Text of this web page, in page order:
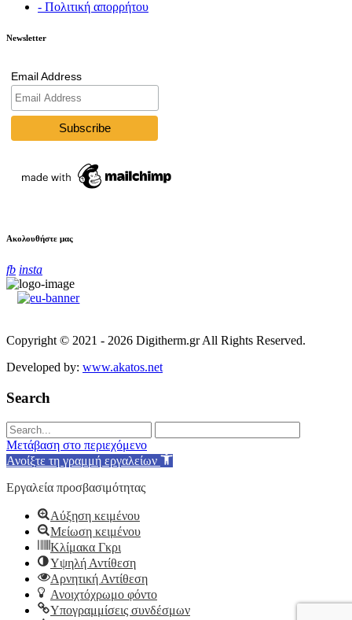
- Πολιτική απορρήτου
Newsletter
Email Address
Ακολουθήστε μας
fb insta
Copyright © 2021 - 2026 Digitherm.gr All Rights Reserved.
Developed by: www.akatos.net
Search
Μετάβαση στο περιεχόμενο
Ανοίξτε τη γραμμή εργαλείων
Εργαλεία προσβασιμότητας
Αύξηση κειμένου
Μείωση κειμένου
Κλίμακα Γκρι
Υψηλή Αντίθεση
Αρνητική Αντίθεση
Ανοιχτόχρωμο φόντο
Υπογραμμίσεις συνδέσμων